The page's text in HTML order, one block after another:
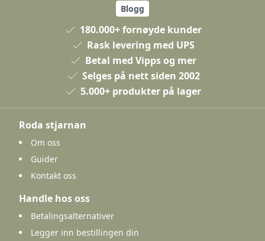
Blogg
180.000+ fornøyde kunder
Rask levering med UPS
Betal med Vipps og mer
Selges på nett siden 2002
5.000+ produkter på lager
Roda stjarnan
Om oss
Guider
Kontakt oss
Handle hos oss
Betalingsalternativer
Legger inn bestillingen din